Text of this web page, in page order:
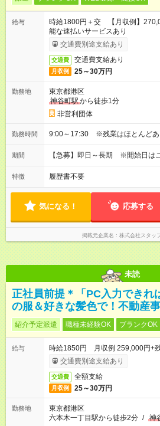
給与
時給1800円＋交 【月収例】
能な速払いサービスあり
交通費別途支給あり
交通費 交通費支給あり
月収例 25～30万円
勤務地
東京都港区
神谷町駅から徒歩1分
非営利団体
勤務時間 9:00～17:30 ※残業はほとんどあ
期間 【急募】即日～長期 ※開始日は
特徴 履歴書不要
気になる！ 応募する
掲載元企業名 株式会社スタッ
未読
正社員前提＊「PC入力できれ
の服＆好きな髪色で！不動産
紹介予定派遣 職種未経験OK ブランクOK
給与
時給1850円 月収例 259,000円+
交通費別途支給あり
交通費 全額支給
月収例 25～30万円
勤務地
東京都港区
六本木一丁目駅から徒歩2分 / 神